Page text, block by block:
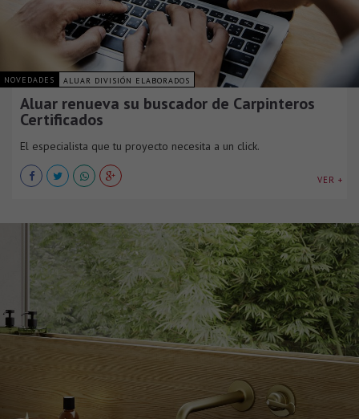
NOVEDADES ALUAR DIVISIÓN ELABORADOS
Aluar renueva su buscador de Carpinteros
Certificados
El especialista que tu proyecto necesita a un click.
VER +